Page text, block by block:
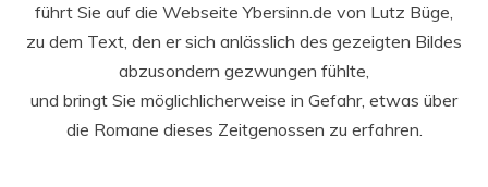
führt Sie auf die Webseite Ybersinn.de von Lutz Büge,
zu dem Text, den er sich anlässlich des gezeigten Bildes
abzusondern gezwungen fühlte,
und bringt Sie möglichlicherweise in Gefahr, etwas über
die Romane dieses Zeitgenossen zu erfahren.